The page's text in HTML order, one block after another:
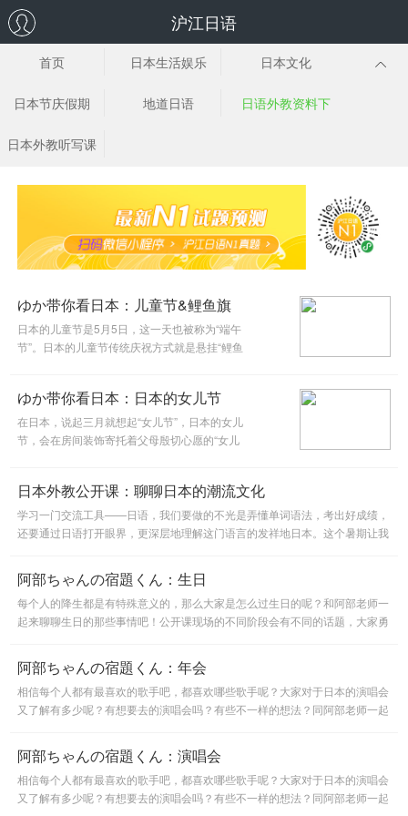
沪江日语
首页 日本生活娱乐 日本文化
日本节庆假期 地道日语
日语外教资料下
日本外教听写课
ゆか带你看日本：儿童节&鲤鱼旗
日本的儿童节是5月5日，这一天也被称为“端午
节”。日本的儿童节传统庆祝方式就是悬挂“鲤鱼
起来看大城老师的介绍吧~
ゆか带你看日本：日本的女儿节
在日本，说起三月就想起“女儿节”，日本的女儿
节，会在房间装饰寄托着父母殷切心愿的“女儿
的女儿节吧。
日本外教公开课：聊聊日本的潮流文化
学习一门交流工具——日语，我们要做的不光是弄懂单词语法，考出好成绩，
还要通过日语打开眼界，更深层地理解这门语言的发祥地日本。这个暑期让我
阿部ちゃんの宿題くん：生日
每个人的降生都是有特殊意义的，那么大家是怎么过生日的呢？和阿部老师一
起来聊聊生日的那些事情吧！公开课现场的不同阶段会有不同的话题，大家勇
阿部ちゃんの宿題くん：年会
相信每个人都有最喜欢的歌手吧，都喜欢哪些歌手呢？大家对于日本的演唱会
又了解有多少呢？有想要去的演唱会吗？有些不一样的想法？同阿部老师一起
阿部ちゃんの宿題くん：演唱会
相信每个人都有最喜欢的歌手吧，都喜欢哪些歌手呢？大家对于日本的演唱会
又了解有多少呢？有想要去的演唱会吗？有些不一样的想法？同阿部老师一起